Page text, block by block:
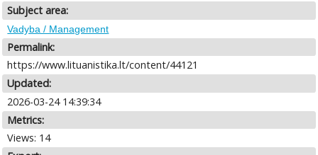
Subject area:
Vadyba / Management
Permalink:
https://www.lituanistika.lt/content/44121
Updated:
2026-03-24 14:39:34
Metrics:
Views: 14